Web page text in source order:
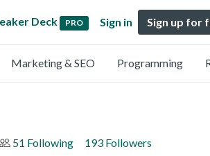
Deck PRO Sign in Sign up for
Marketing & SEO Programming
51 Following 193 Followers